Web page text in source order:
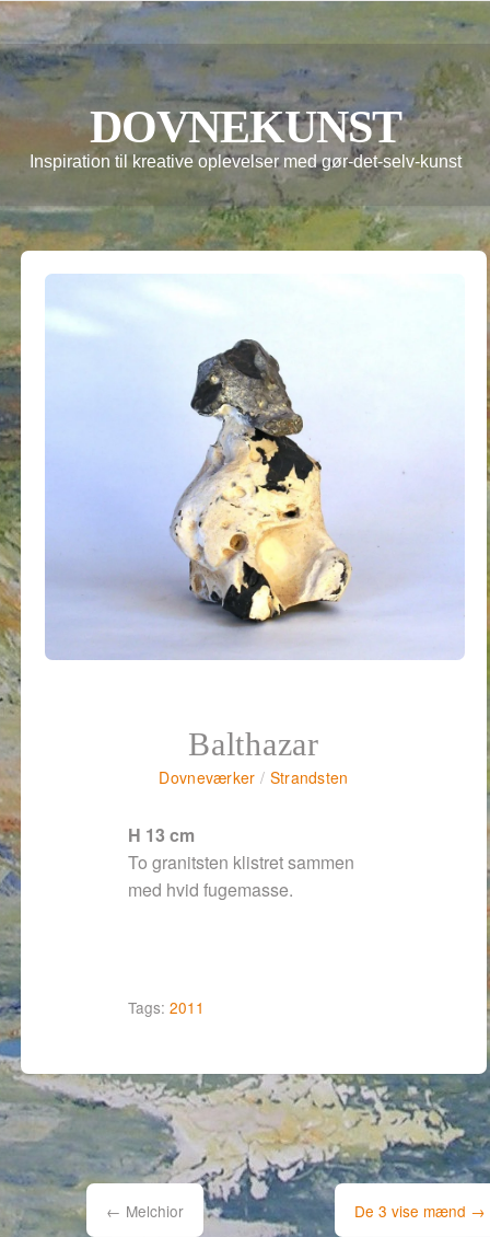
DOVNEKUNST
Inspiration til kreative oplevelser med gør-det-selv-kunst
Balthazar
Dovneværker / Strandsten
H 13 cm
To granitsten klistret sammen
med hvid fugemasse.
Tags: 2011
Post
navigation
← Melchior De 3 vise mænd →